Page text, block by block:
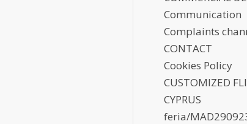
Communication
Complaints
CONTACT
Cookies Policy
CUSTOMIZED
CYPRUS
feria/